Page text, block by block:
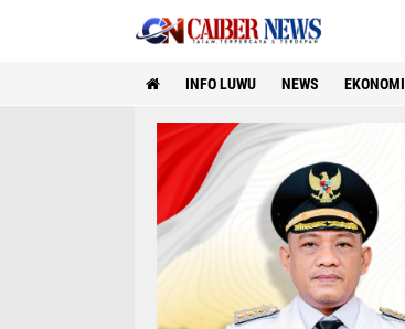
INFO LUWU NEWS EKONOMI